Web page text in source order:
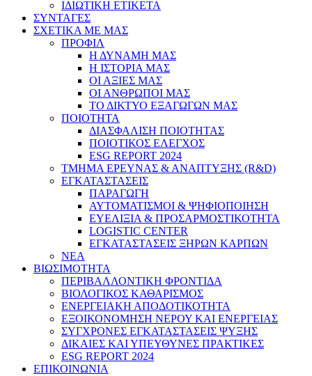
ΙΔΙΩΤΙΚΗ ΕΤΙΚΕΤΑ
ΣΥΝΤΑΓΕΣ
ΣΧΕΤΙΚΑ ΜΕ ΜΑΣ
ΠΡΟΦΙΛ
Η ΔΥΝΑΜΗ ΜΑΣ
Η ΙΣΤΟΡΙΑ ΜΑΣ
ΟΙ ΑΞΙΕΣ ΜΑΣ
ΟΙ ΑΝΘΡΩΠΟΙ ΜΑΣ
ΤΟ ΔΙΚΤΥΟ ΕΞΑΓΩΓΩΝ ΜΑΣ
ΠΟΙΟΤΗΤΑ
ΔΙΑΣΦΑΛΙΣΗ ΠΟΙΟΤΗΤΑΣ
ΠΟΙΟΤΙΚΟΣ ΕΛΕΓΧΟΣ
ESG REPORT 2024
ΤΜΗΜΑ ΕΡΕΥΝΑΣ & ΑΝΑΠΤΥΞΗΣ (R&D)
ΕΓΚΑΤΑΣΤΑΣΕΙΣ
ΠΑΡΑΓΩΓΗ
ΑΥΤΟΜΑΤΙΣΜΟΙ & ΨΗΦΙΟΠΟΙΗΣΗ
ΕΥΕΛΙΞΙΑ & ΠΡΟΣΑΡΜΟΣΤΙΚΟΤΗΤΑ
LOGISTIC CENTER
ΕΓΚΑΤΑΣΤΑΣΕΙΣ ΞΗΡΩΝ ΚΑΡΠΩΝ
ΝΕΑ
ΒΙΩΣΙΜΟΤΗΤΑ
ΠΕΡΙΒΑΛΛΟΝΤΙΚΗ ΦΡΟΝΤΙΔΑ
ΒΙΟΛΟΓΙΚΟΣ ΚΑΘΑΡΙΣΜΟΣ
ΕΝΕΡΓΕΙΑΚΗ ΑΠΟΔΟΤΙΚΟΤΗΤΑ
ΕΞΟΙΚΟΝΟΜΗΣΗ ΝΕΡΟΥ ΚΑΙ ΕΝΕΡΓΕΙΑΣ
ΣΥΓΧΡΟΝΕΣ ΕΓΚΑΤΑΣΤΑΣΕΙΣ ΨΥΞΗΣ
ΔΙΚΑΙΕΣ ΚΑΙ ΥΠΕΥΘΥΝΕΣ ΠΡΑΚΤΙΚΕΣ
ESG REPORT 2024
ΕΠΙΚΟΙΝΩΝΙΑ